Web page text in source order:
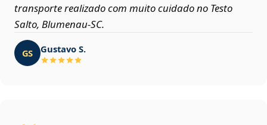
transporte realizado com muito cuidado no Testo
Salto, Blumenau‑SC.
GS Gustavo S.